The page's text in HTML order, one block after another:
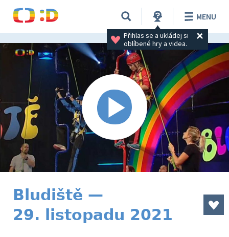
Přihlas se a ukládej si
oblíbené hry a videa.
MENU
Bludiště —
29. listopadu 2021